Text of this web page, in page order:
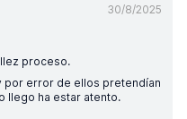
30/8/2025
proceso.
por error de ellos pretendían
llego ha estar atento.